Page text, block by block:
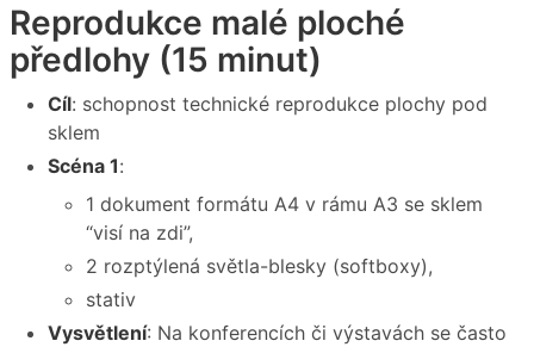
Reprodukce malé ploché
předlohy (15 minut)
Cíl: schopnost technické reprodukce plochy pod
sklem
Scéna 1:
1 dokument formátu A4 v rámu A3 se sklem
“visí na zdi”,
2 rozptýlená světla-blesky (softboxy),
stativ
Vysvětlení: Na konferencích či výstavách se často